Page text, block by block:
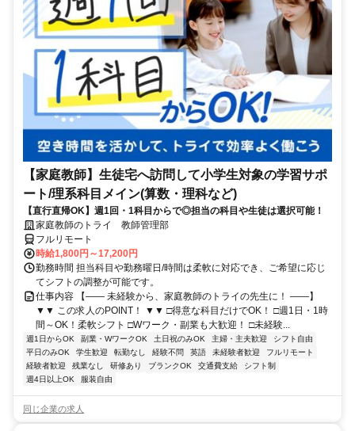
【家庭教師】生徒宅へ訪問して小学生対象の学習サポ
ート/理系科目メイン(算数・理科など)
【直行直帰OK】週1回・1科目からで◎担当の科目や生徒は選択可能！
家庭教師のトライ 教師管理部
フルリモート
時給1,800円～17,200円
勤務時間 担当科目や勤務曜日/時間は柔軟に対応でき、ご希望に応じ
てシフトの調整が可能です。
仕事内容 【―― 未経験から、家庭教師のトライの先生に！ ――】
▼▼ この求人のPOINT！ ▼▼ □得意な科目だけでOK！ □週1日・1時
間～OK！柔軟シフト □Wワーク・副業も大歓迎！ □未経験...
週1日からOK 副業・WワークOK 土日祝のみOK 主婦・主夫歓迎
シフト自由
平日のみOK
学生歓迎 転勤なし 経験不問 英語 未経験者歓迎
フルリモート
経験者歓迎
残業なし 研修あり ブランクOK 交通費支給
シフト制
週4日以上OK
服装自由
同じ企業の求人